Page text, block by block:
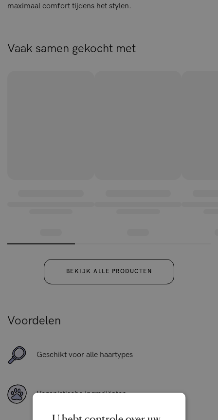
maximaal comfort tijdens het stylen.
Vaak samen gekocht met
BEKIJK ALLE PRODUCTEN
Voordelen
Geschikt voor alle haartypes
Veganistische ingrediënten